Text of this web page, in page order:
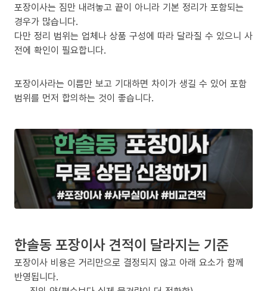
포장이사는 짐만 내려놓고 끝이 아니라 기본 정리가 포함되는
경우가 많습니다.
다만 정리 범위는 업체나 상품 구성에 따라 달라질 수 있으니 사
전에 확인이 필요합니다.
포장이사라는 이름만 보고 기대하면 차이가 생길 수 있어 포함
범위를 먼저 합의하는 것이 좋습니다.
한솔동 포장이사 견적이 달라지는 기준
포장이사 비용은 거리만으로 결정되지 않고 아래 요소가 함께
반영됩니다.